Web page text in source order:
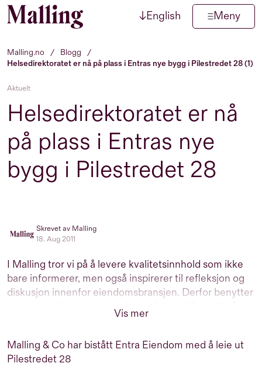
Hopp til innhold ↓English Meny
Malling.no / Blogg
/
Helsedirektoratet er nå på plass i Entras nye bygg i Pilestredet 28 (1)
Aktuelt
Helsedirektoratet er nå
på plass i Entras nye
bygg i Pilestredet 28
Skrevet av Malling
18. Aug 2011
I Malling tror vi på å levere kvalitetsinnhold som ikke
bare informerer, men også inspirerer til refleksjon og
diskusjon innenfor eiendomsbransjen. Derfor benytter
vi oss av erfarne eksterne journalister, i tillegg til våre
interne eksperter, til å produsere informativt,
interessert i eiendom. Vårt mål er å gi deg innsikt og
perspektiver som hjelper deg i dine beslutninger.
Vis mer
Malling & Co har bistått Entra Eiendom med å leie ut
Pilestredet 28